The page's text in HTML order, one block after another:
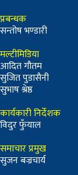
प्रबन्धक
सन्तोष भण्डारी
मल्टीमिडिया
आदित गौतम
सुजित पुडासैनी
सुभाष श्रेष्ठ
कार्यकारी निर्देशक
विदुर फुँयाल
समाचार प्रमुख
सुजन बज्रचार्य